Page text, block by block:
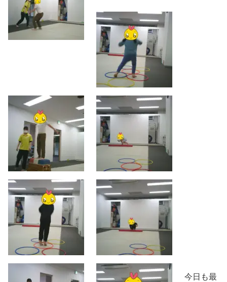
今日も最